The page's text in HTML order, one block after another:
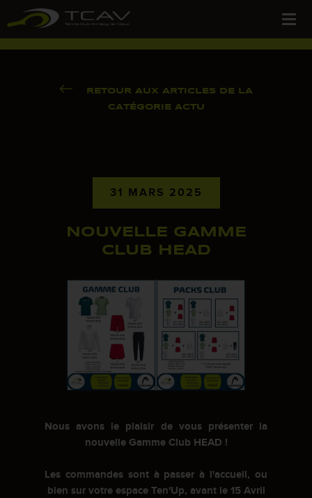
RETOUR AUX ARTICLES DE LA
CATÉGORIE ACTU
31 MARS 2025
NOUVELLE GAMME
CLUB HEAD
Nous avons le plaisir de vous présenter la
nouvelle Gamme Club HEAD !
Les commandes sont à passer à l'accueil, ou
bien sur votre espace Ten'Up, avant le 15 Avril